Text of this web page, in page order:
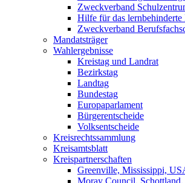
Zweckverband
Hilfe für das
Zweckverband
Mandatsträger
Wahlergebnisse
Kreistag und Landrat
Bezirkstag
Landtag
Bundestag
Europaparlament
Bürgerentscheide
Volksentscheide
Kreisrechtssammlung
Kreisamtsblatt
Kreispartnerschaften
Greenville, Mississippi,
Moray Council,